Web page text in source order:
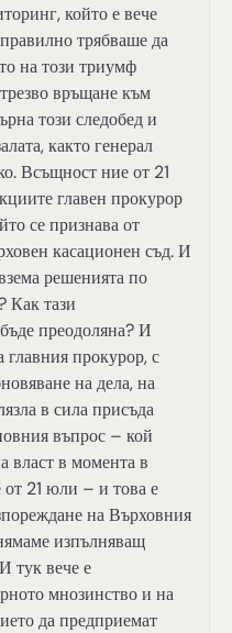
който е вече
трябваше да
на този триумф
връщане към
този следобед и
както генерал
Всъщност ние от 21
главен прокурор
се признава от
касационен съд. И
решенията по
Как тази
преодоляна? И
главния прокурор, с
на дела, на
в сила присъда
въпрос – кой
власт в момента в
21 юли – и това е
на Върховния
изпълняващ
тук вече е
мнозинство и на
да предприемат